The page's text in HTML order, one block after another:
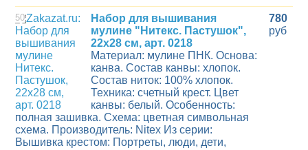
50
Набор для вышивания
мулине "Нитекс. Пастушок",
22х28 см, арт. 0218
Материал: мулине ПНК. Основа:
канва. Состав канвы: хлопок.
Состав ниток: 100% хлопок.
Техника: счетный крест. Цвет
канвы: белый. Особенность:
полная зашивка. Схема: цветная символьная
схема. Производитель: Nitex Из серии:
Вышивка крестом: Портреты, люди, дети,
780
руб